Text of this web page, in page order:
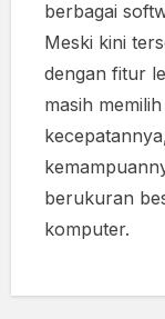
berbagai
Meski kini
dengan fitur
masih
berukuran
komputer.